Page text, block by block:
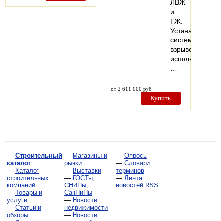
ЛВЖ
и
ГЖ.
Устанавливаем
системы
исполнения.
от 2 611 000 руб
Купить
— Строительный
каталог
— Каталог
строительных
компаний
— Товары и
услуги
— Статьи и
обзоры
— Магазины и
рынки
— Выставки
— ГОСТы,
СНИПы,
СанПиНы
— Новости
недвижимости
— Новости
— Опросы
— Словари
терминов
— Лента
новостей RSS